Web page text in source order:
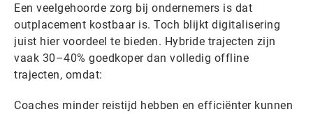
Een veelgehoorde zorg bij ondernemers is dat
outplacement kostbaar is. Toch blijkt digitalisering
juist hier voordeel te bieden. Hybride trajecten zijn
vaak 30–40% goedkoper dan volledig offline
trajecten, omdat:
Coaches minder reistijd hebben en efficiënter kunnen